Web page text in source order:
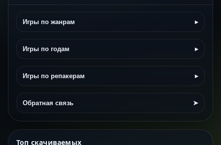
Игры по жанрам ▸
Игры по годам ▸
Игры по репакерам ▸
Обратная связь ➤
Топ скачиваемых